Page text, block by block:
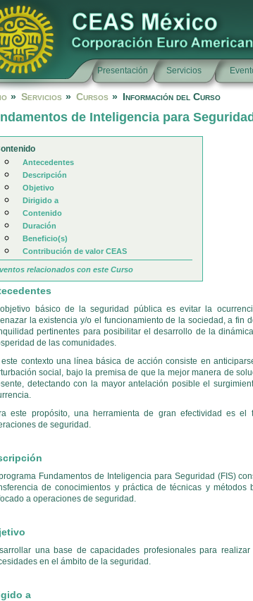
Presentación Servicios
» Servicios » Cursos » Información del Curso
de Inteligencia para
Antecedentes
Descripción
Objetivo
Dirigido a
Contenido
Duración
Beneficio(s)
Contribución de valor CEAS
relacionados con este Curso
básico de la seguridad pública es evitar la
la existencia y/o el funcionamiento de la sociedad, a fin
pertinentes para posibilitar el desarrollo de la
de las comunidades.
este contexto una línea básica de acción consiste en
social, bajo la premisa de que la mejor manera de
detectando con la mayor antelación posible el
este propósito, una herramienta de gran efectividad es
de seguridad.
Fundamentos de Inteligencia para Seguridad (FIS)
de conocimientos y práctica de técnicas y
a operaciones de seguridad.
una base de capacidades profesionales para
en el ámbito de la seguridad.
a